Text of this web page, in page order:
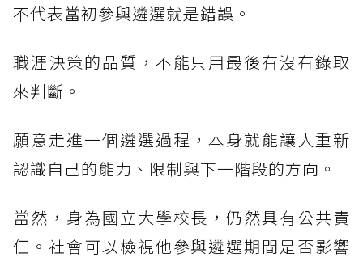
不代表當初參與遴選就是錯誤。
職涯決策的品質，不能只用最後有沒有錄取
來判斷。
願意走進一個遴選過程，本身就能讓人重新
認識自己的能力、限制與下一階段的方向。
當然，身為國立大學校長，仍然具有公共責
任。社會可以檢視他參與遴選期間是否影響